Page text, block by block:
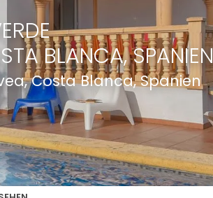
BLANCA, SPANIEN
Costa Blanca, Spanien